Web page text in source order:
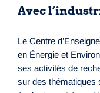
Avec
Le Centre
en Énergie et
ses activités de
sur des thématiques